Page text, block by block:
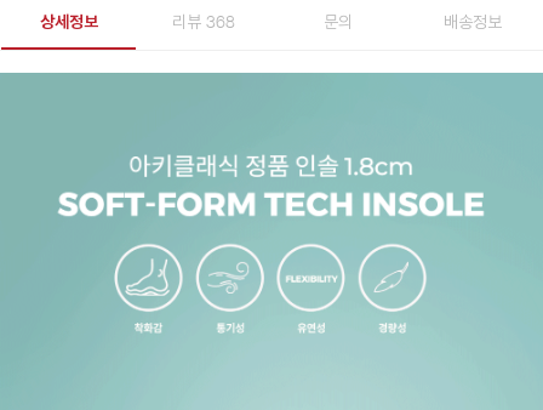
상세정보 리뷰 368 문의 배송정보